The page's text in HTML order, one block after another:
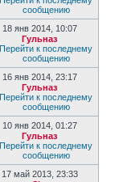
18 янв 2014, 10:07
Гульназ
16 янв 2014, 23:17
Гульназ
10 янв 2014, 01:27
Гульназ
17 май 2013, 23:33